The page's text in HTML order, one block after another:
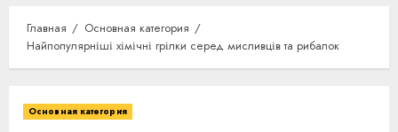
Главная
Основная категория
Найпопулярніші хімічні грілки серед мисливців та рибалок
Основная категория